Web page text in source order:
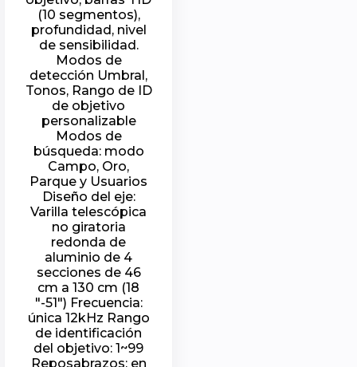
(10 segmentos),
profundidad, nivel
de sensibilidad.
Modos de
detección Umbral,
Tonos, Rango de ID
de objetivo
personalizable
Modos de
búsqueda: modo
Campo, Oro,
Parque y Usuarios
Diseño del eje:
Varilla telescópica
no giratoria
redonda de
aluminio de 4
secciones de 46
cm a 130 cm (18
"-51") Frecuencia:
única 12kHz Rango
de identificación
del objetivo: 1~99
Reposabrazos: en